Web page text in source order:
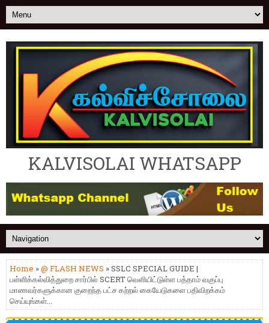
KALVISOLAI WHATSAPP
Home »@ FLASH NEWS » SSLC SPECIAL GUIDE |
பள்ளிக்கல்வித்துறை சார்பில் SCERT வெளியிட்டுள்ள பத்தாம் வகுப்பு
மாணவர்களுக்கான குறைந்த பட்ச கற்றல் கையேடுகளை பதிவிறக்கம்
செய்யுங்கள்...